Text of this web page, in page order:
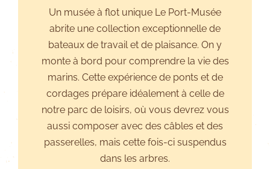
Un musée à flot unique Le Port-Musée
abrite une collection exceptionnelle de
bateaux de travail et de plaisance. On y
monte à bord pour comprendre la vie des
marins. Cette expérience de ponts et de
cordages prépare idéalement à celle de
notre parc de loisirs, où vous devrez vous
aussi composer avec des câbles et des
passerelles, mais cette fois-ci suspendus
dans les arbres.